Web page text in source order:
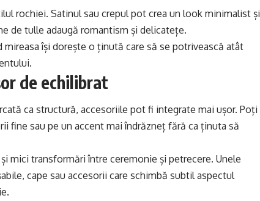
rochiei. Satinul sau crepul pot crea un look minimalist și
de tulle adaugă romantism și delicatețe.
își dorește o ținută care să se potrivească atât
de echilibrat
ca structură, accesoriile pot fi integrate mai ușor. Poți
fine sau pe un accent mai îndrăzneț fără ca ținuta să
mici transformări între ceremonie și petrecere. Unele
cape sau accesorii care schimbă subtil aspectul